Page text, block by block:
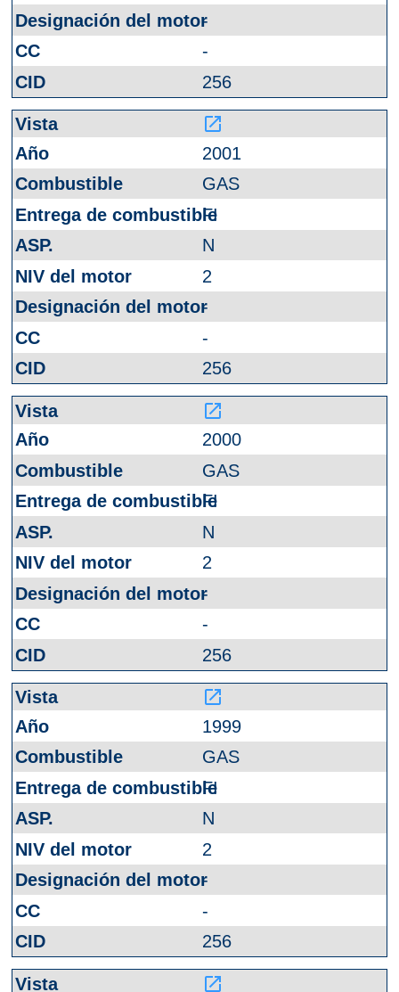
-
-
256
launch
2001
GAS
FI
N
2
-
-
256
launch
2000
GAS
FI
N
2
-
-
256
launch
1999
GAS
FI
N
2
-
-
256
launch